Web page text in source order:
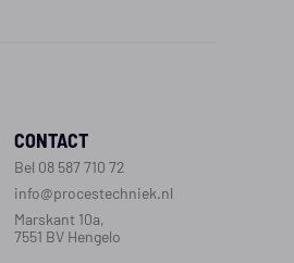
CONTACT
Bel 08 587 710 72
info@procestechniek.nl
Marskant 10a,
7551 BV Hengelo